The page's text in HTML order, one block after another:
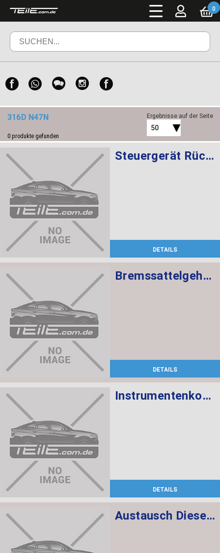
0
316D N47N
0 produkte gefunden
Ergebnisse auf der Seite
50
Steuergerät Rückfahrkamera
DETAILS
Bremssattelgehäuse links
DETAILS
Instrumentenkombination KMH
DETAILS
Austausch Dieselpartikelfilter